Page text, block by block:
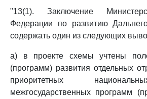
"13(1). Заключение
Федерации по развитию
содержать один из следующих
а) в проекте схемы учтены
(программ) развития отдельных
приоритетных
межгосударственных программ